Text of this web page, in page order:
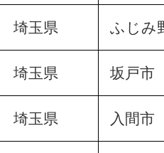
埼玉県 ふじみ
埼玉県 坂戸市
埼玉県 入間市